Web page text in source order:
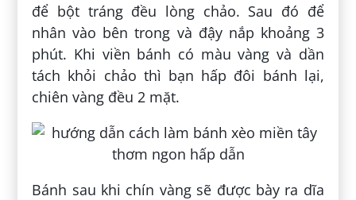
để bột tráng đều lòng chảo. Sau đó để
nhân vào bên trong và đậy nắp khoảng 3
phút. Khi viền bánh có màu vàng và dần
tách khỏi chảo thì bạn hấp đôi bánh lại,
chiên vàng đều 2 mặt.
Bánh sau khi chín vàng sẽ được bày ra dĩa